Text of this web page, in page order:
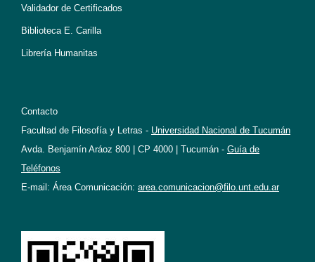
Validador de Certificados
Biblioteca E. Carilla
Librería Humanitas
Contacto
Facultad de Filosofía y Letras - Universidad Nacional de Tucumán
Avda. Benjamín Aráoz 800 | CP 4000 | Tucumán - Guía de
Teléfonos
E-mail: Área Comunicación: area.comunicacion@filo.unt.edu.ar